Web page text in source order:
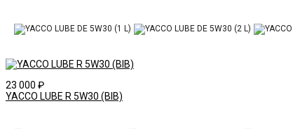
23 000 ₽
YACCO LUBE R 5W30 (BIB)